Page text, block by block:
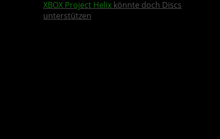
XBOX Project Helix könnte doch Discs
unterstützen